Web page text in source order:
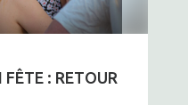
: RETOUR